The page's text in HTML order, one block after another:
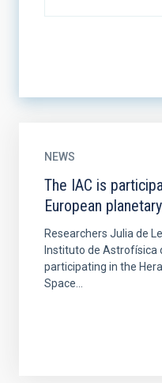
NEWS
The IAC is
European
Researchers Julia de
Instituto de Astrofísica
participating in the
Space...